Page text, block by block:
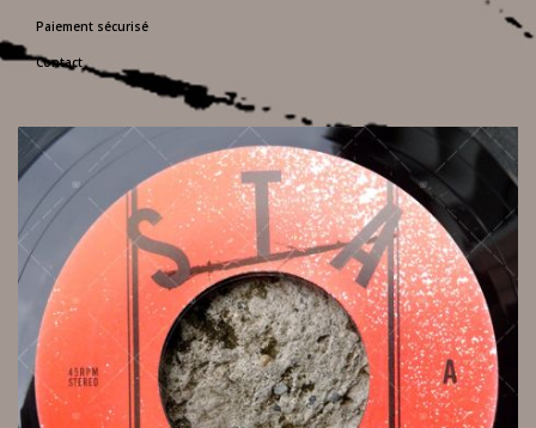
Paiement sécurisé
Contact